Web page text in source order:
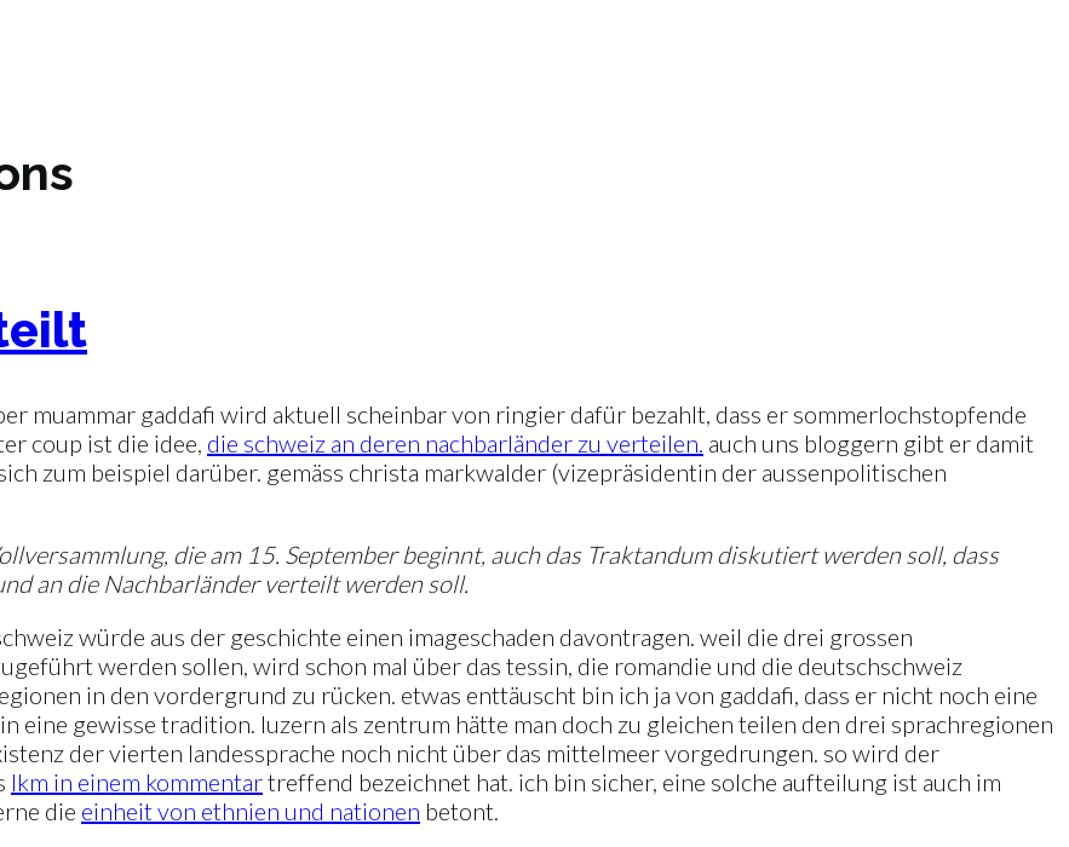
muammar gaddafi wird aktuell scheinbar von ringier dafür bezahlt, dass er sommerlochstopfende
coup ist die idee, die schweiz an deren nachbarländer zu verteilen. auch uns bloggern gibt er damit
zum beispiel darüber. gemäss christa markwalder (vizepräsidentin der aussenpolitischen
die am 15. September beginnt, auch das Traktandum diskutiert werden soll, dass
an die Nachbarländer verteilt werden soll.
würde aus der geschichte einen imageschaden davontragen. weil die drei grossen
werden sollen, wird schon mal über das tessin, die romandie und die deutschschweiz
in den vordergrund zu rücken. etwas enttäuscht bin ich ja von gaddafi, dass er nicht noch eine
eine gewisse tradition. luzern als zentrum hätte man doch zu gleichen teilen den drei sprachregionen
der vierten landessprache noch nicht über das mittelmeer vorgedrungen. so wird der
lkm in einem kommentartreffend bezeichnet hat. ich bin sicher, eine solche aufteilung ist auch im
die einheit von ethnien und nationen betont.